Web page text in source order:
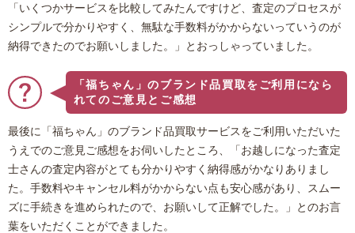
「いくつかサービスを比較してみたんですけど、査定のプロセスが
シンプルで分かりやすく、無駄な手数料がかからないっていうのが
納得できたのでお願いしました。」とおっしゃっていました。
「福ちゃん」のブランド品買取をご利用になら
れてのご意見とご感想
最後に「福ちゃん」のブランド品買取サービスをご利用いただいた
うえでのご意見ご感想をお伺いしたところ、「お越しになった査定
士さんの査定内容がとても分かりやすく納得感がかなりありまし
た。手数料やキャンセル料がかからない点も安心感があり、スムー
ズに手続きを進められたので、お願いして正解でした。」とのお言
葉をいただくことができました。